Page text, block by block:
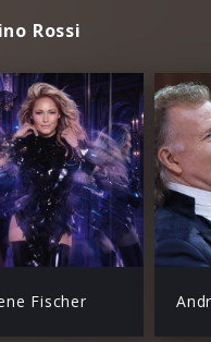
Rossi
Fischer